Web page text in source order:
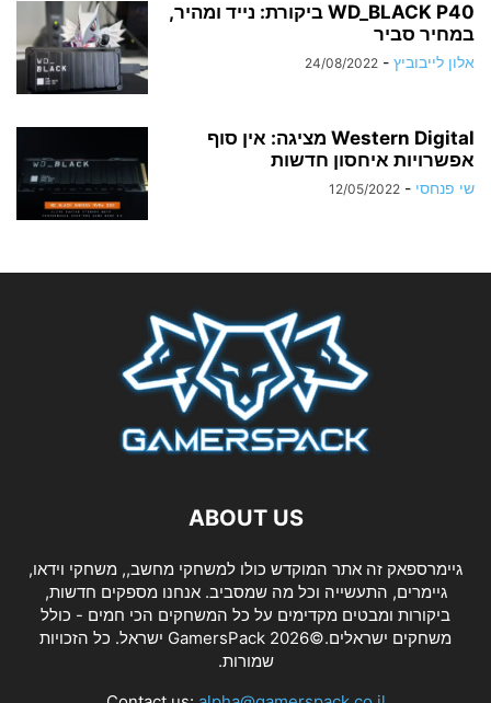
WD_BLACK P40 ביקורת: נייד ומהיר,
במחיר סביר
אלון לייבוביץ -
24/08/2022
Western Digital מציגה: אין סוף
אפשרויות איחסון חדשות
שי פנחסי -
12/05/2022
ABOUT US
גיימרספאק זה אתר המוקדש כולו למשחקי מחשב,, משחקי וידאו,
גיימרים, התעשייה וכל מה שמסביב. אנחנו מספקים חדשות,
ביקורות ומבטים מקדימים על כל המשחקים הכי חמים - כולל
משחקים ישראלים.©2026 GamersPack ישראל. כל הזכויות
שמורות.